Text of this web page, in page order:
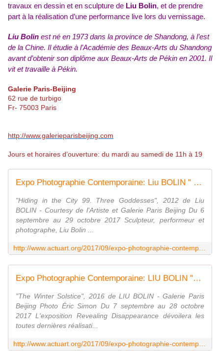
travaux en dessin et en sculpture de Liu Bolin, et de prendre
part à la réalisation d’une performance live lors du vernissage.
Liu Bolin est né en 1973 dans la province de Shandong, à l’est
de la Chine. Il étudie à l’Académie des Beaux-Arts du Shandong
avant d’obtenir son diplôme aux Beaux-Arts de Pékin en 2001. Il
vit et travaille à Pékin.
Galerie Paris-Beijing
62 rue de turbigo
Fr- 75003 Paris
http://www.galerieparisbeijing.com
Jours et horaires d’ouverture: du mardi au samedi de 11h à 19
Expo Photographie Contemporaine: Liu BOLIN " Ghost stories " - ACTUART by Eric SIMON
"Hiding in the City 99. Three Goddesses", 2012 de Liu
BOLIN - Courtesy de l'Artiste et Galerie Paris Beijing Du 6
septembre au 29 octobre 2017 Sculpteur, performeur et
photographe, Liu Bolin ...
Expo Photographie Contemporaine: LIU BOLIN "Revealing Disappearance" - ACTUART by Eric SIMON
"The Winter Solstice", 2016 de LIU BOLIN - Galerie Paris
Beijing Photo Éric Simon Du 7 septembre au 28 octobre
2017 L'exposition Revealing Disappearance dévoilera les
toutes dernières réalisati...